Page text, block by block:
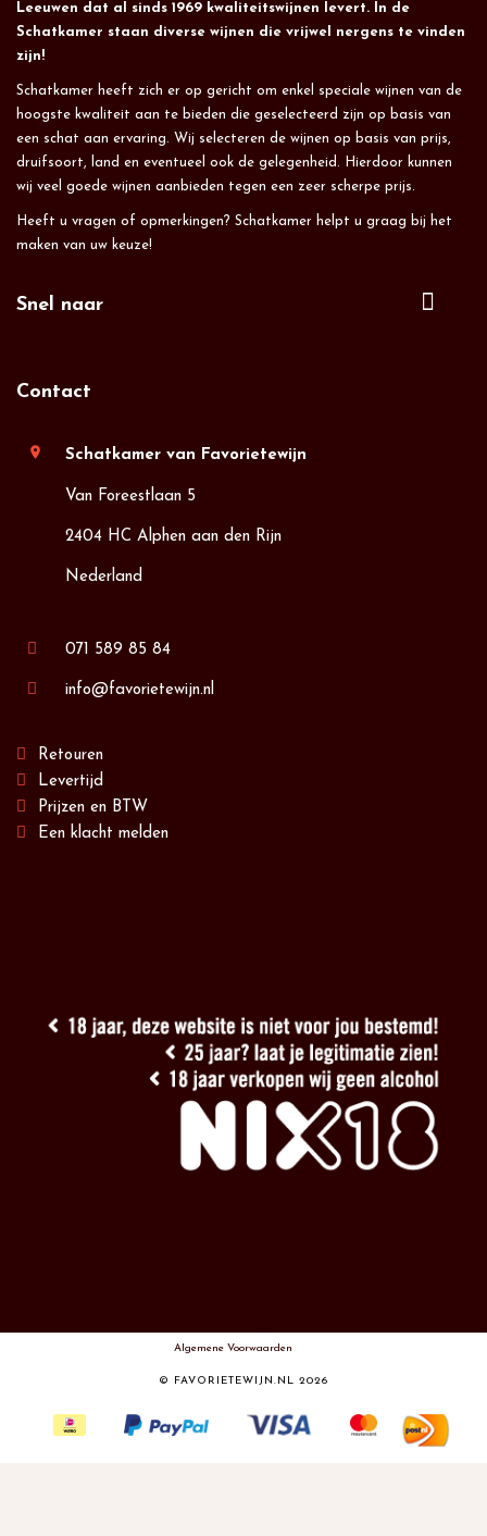
Leeuwen dat al sinds 1969 kwaliteitswijnen levert. In de
Schatkamer staan diverse wijnen die vrijwel nergens te vinden
zijn!
Schatkamer heeft zich er op gericht om enkel speciale wijnen van de
hoogste kwaliteit aan te bieden die geselecteerd zijn op basis van
een schat aan ervaring. Wij selecteren de wijnen op basis van prijs,
druifsoort, land en eventueel ook de gelegenheid. Hierdoor kunnen
wij veel goede wijnen aanbieden tegen een zeer scherpe prijs.
Heeft u vragen of opmerkingen? Schatkamer helpt u graag bij het
maken van uw keuze!
Snel naar
Contact
location_on Schatkamer van Favorietewijn
Van Foreestlaan 5
2404 HC Alphen aan den Rijn
Nederland
071 589 85 84
info@favorietewijn.nl
Retouren
Levertijd
Prijzen en BTW
Een klacht melden
Algemene Voorwaarden
© FAVORIETEWIJN.NL 2026